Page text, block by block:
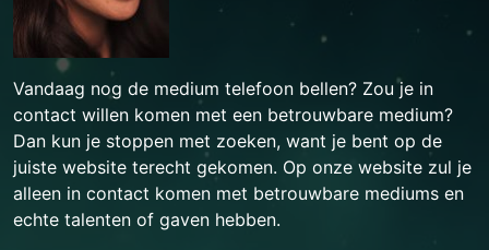
Vandaag nog de medium telefoon bellen? Zou je in
contact willen komen met een betrouwbare medium?
Dan kun je stoppen met zoeken, want je bent op de
juiste website terecht gekomen. Op onze website zul je
alleen in contact komen met betrouwbare mediums en
echte talenten of gaven hebben.